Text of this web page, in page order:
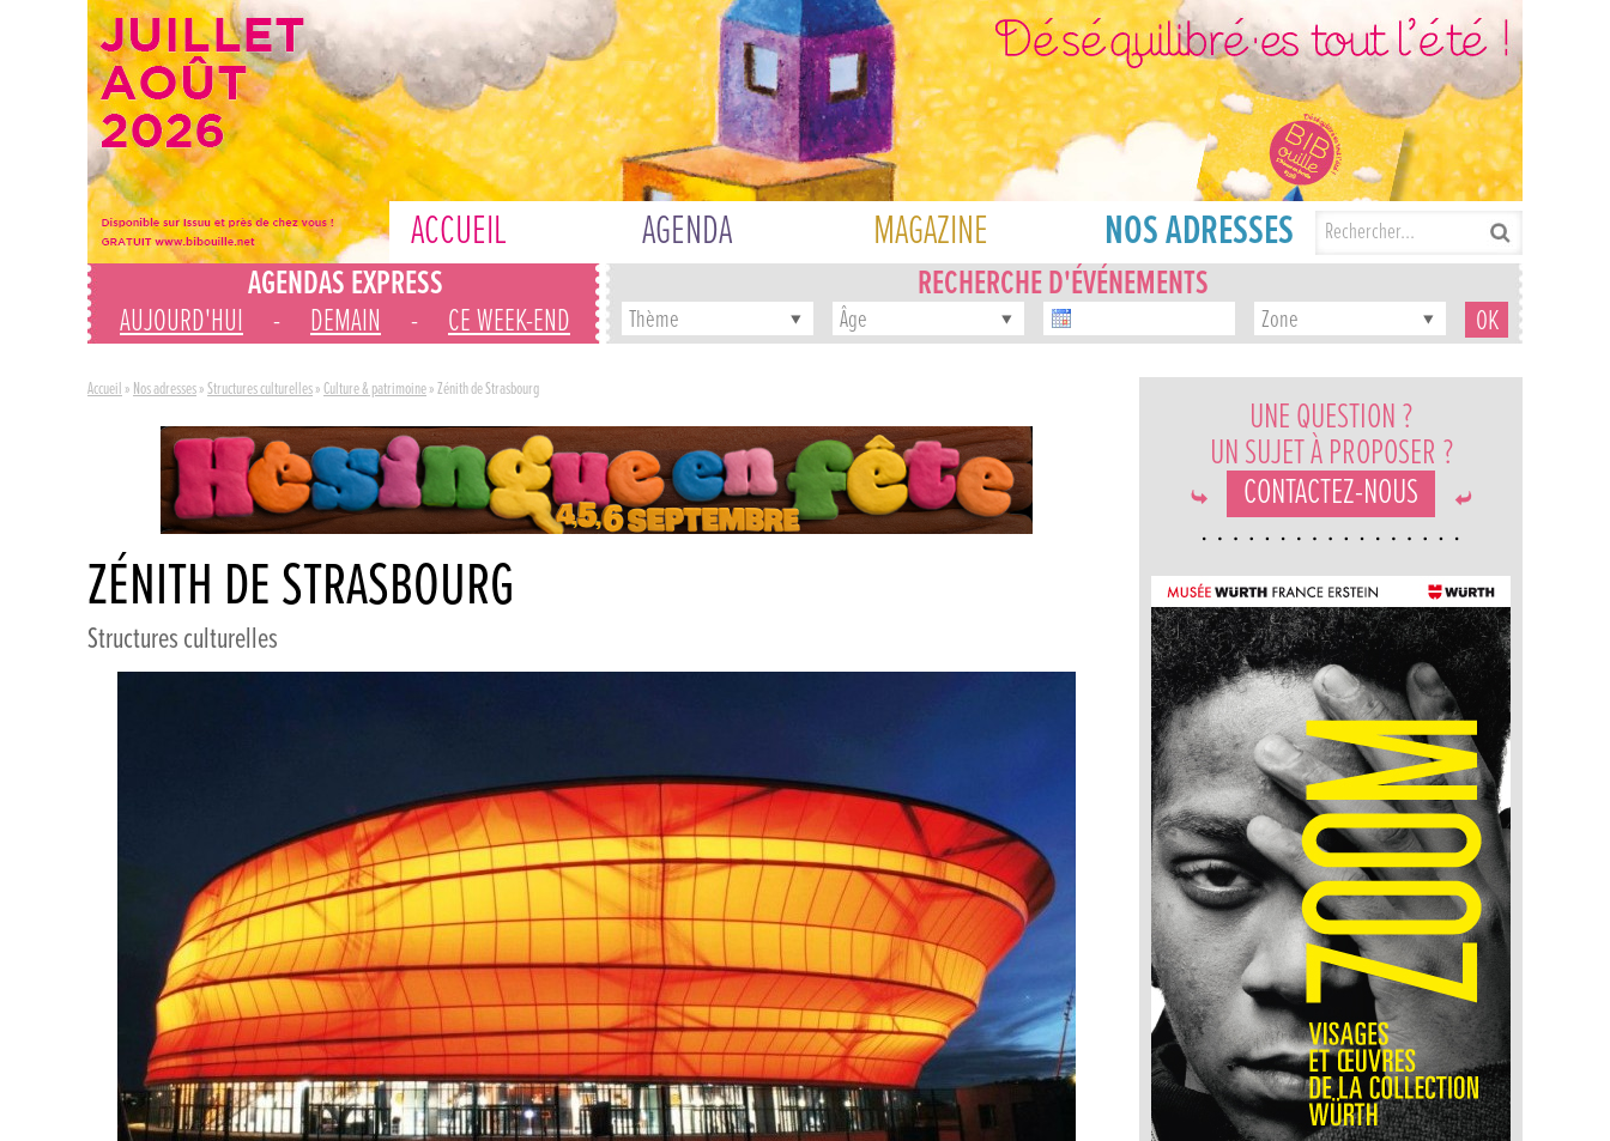
ACCUEIL AGENDA MAGAZINE NOS ADRESSES
AGENDAS EXPRESS
AUJOURD'HUI - DEMAIN - CE WEEK-END
RECHERCHE D'ÉVÉNEMENTS
Thème Âge Zone
Accueil » Nos adresses»Structures culturelles»Culture & patrimoine»Zénith de Strasbourg
ZÉNITH DE STRASBOURG
Structures culturelles
UNE QUESTION ?
UN SUJET À PROPOSER ?
CONTACTEZ-NOUS